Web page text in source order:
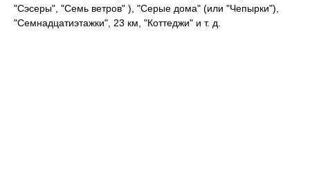
"Сэсеры", "Семь ветров" ), "Серые дома" (или "Чепырки"),
"Семнадцатиэтажки", 23 км, "Коттеджи" и т. д.